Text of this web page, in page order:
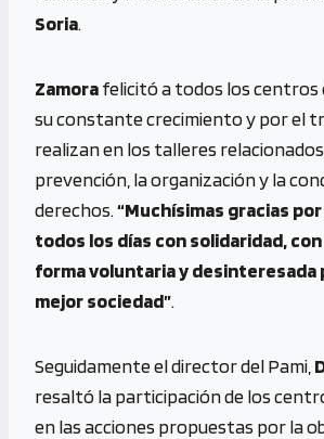
Soria.
Zamorafelicitó a todos los centros
su constante crecimiento y por el
realizan en los talleres
prevención, la organización y la
derechos.“Muchísimas gracias
todos los días con solidaridad,
forma voluntaria y desinteresada
mejor sociedad”.
Seguidamente el director del Pami,
resaltó la participación de los
en las acciones propuestas por la